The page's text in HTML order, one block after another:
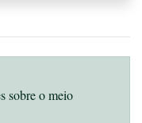
sobre o meio